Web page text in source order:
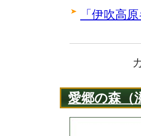
「伊吹高
愛郷の森（